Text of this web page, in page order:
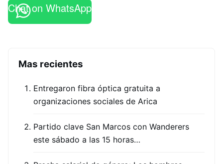
Chat on WhatsApp
Mas recientes
Entregaron fibra óptica gratuita a
organizaciones sociales de Arica
Partido clave San Marcos con Wanderers
este sábado a las 15 horas…